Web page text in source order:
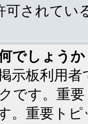
可されて
でしょうか
示板利用
です。重
。重要ト